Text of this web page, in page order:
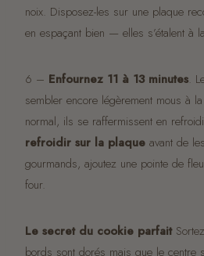
noix. Disposez-les sur une plaque
en espaçant bien — elles s’étalent à
6 – Enfournez 11 à 13 minutes.
sembler encore légèrement mous à
normal, ils se raffermissent en
refroidir sur la plaque avant de
gourmands, ajoutez une pointe de
four.
Le secret du cookie parfait
bords sont dorés mais que le centre